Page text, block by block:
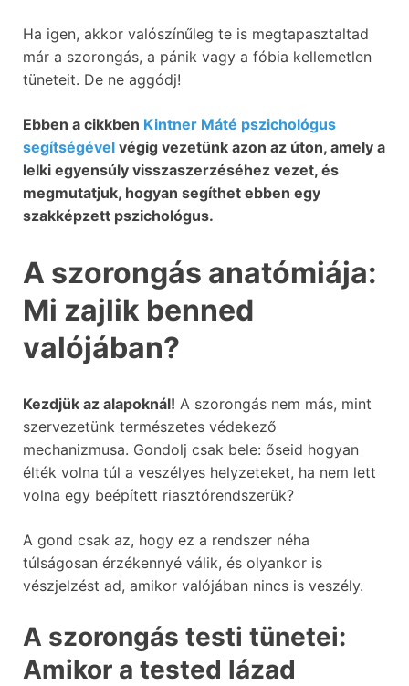
Ha igen, akkor valószínűleg te is megtapasztaltad
már a szorongás, a pánik vagy a fóbia kellemetlen
tüneteit. De ne aggódj!
Ebben a cikkben Kintner Máté pszichológus
segítségével végig vezetünk azon az úton, amely a
lelki egyensúly visszaszerzéséhez vezet, és
megmutatjuk, hogyan segíthet ebben egy
szakképzett pszichológus.
A szorongás anatómiája:
Mi zajlik benned
valójában?
Kezdjük az alapoknál! A szorongás nem más, mint
szervezetünk természetes védekező
mechanizmusa. Gondolj csak bele: őseid hogyan
élték volna túl a veszélyes helyzeteket, ha nem lett
volna egy beépített riasztórendszerük?
A gond csak az, hogy ez a rendszer néha
túlságosan érzékennyé válik, és olyankor is
vészjelzést ad, amikor valójában nincs is veszély.
A szorongás testi tünetei:
Amikor a tested lázad